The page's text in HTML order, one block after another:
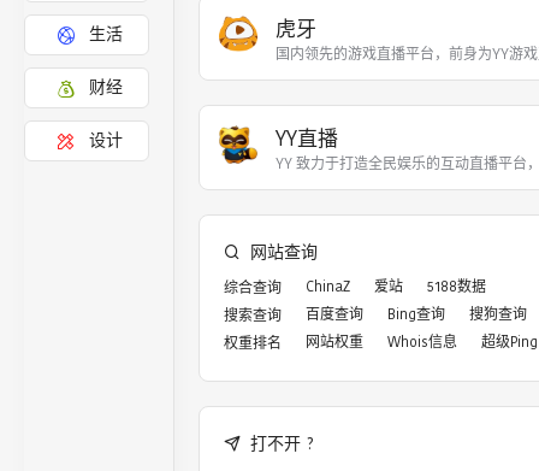
生活
财经
设计
虎牙
国内领先的游戏直播平台，前身为YY游
YY直播
YY 致力于打造全民娱乐的互动直播平台
网站查询
综合查询 ChinaZ 爱站
5188数据
搜索查询
百度查询 Bing查询
搜狗查询
权重排名
网站权重 Whois信息 超级Ping
打不开 ?